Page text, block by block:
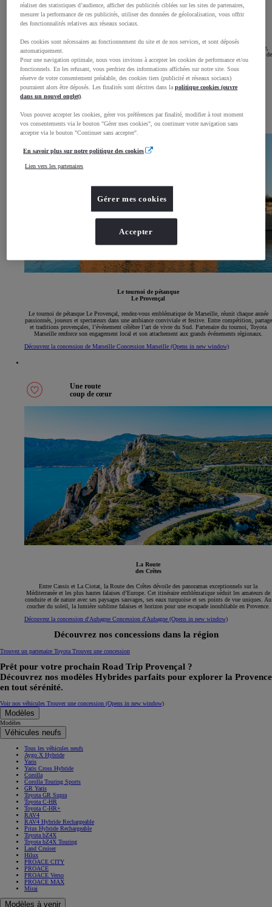
Les Carrières
emblématique aux paysages ocre et rouge saisissants ainsi que d'anciennes carrières ayant servi à
construire de nombreux bâtiments aixois. Ce lieu préservé offre une balade immersive entre nature,
patrimoine et panoramas sur la montagne Sainte-Victoire, idéale pour les amateurs d’authenticité et de
culture.
Découvrez la concession d'Aix-en-Provence
Un évènement
à ne pas manquer
Le tournoi de pétanque
Le Provençal
Le tournoi de pétanque Le Provençal, rendez-vous emblématique de Marseille, réunit chaque année
passionnés, joueurs et spectateurs dans une ambiance conviviale et festive. Entre compétition, partage
et traditions provençales, l’événement célèbre l’art de vivre du Sud. Partenaire du tournoi, Toyota
Marseille renforce son engagement local et son attachement aux grands événements régionaux.
Découvrez la concession de Marseille Concession Marseille (Opens in new window)
Une route
coup de cœur
La Route
des Crêtes
Entre Cassis et La Ciotat, la Route des Crêtes dévoile des panoramas exceptionnels sur la
Méditerranée et les plus hautes falaises d’Europe. Cet itinéraire emblématique séduit les amateurs de
conduite et de nature avec ses paysages sauvages, ses eaux turquoise et ses points de vue uniques. Au
coucher du soleil, la lumière sublime falaises et horizon pour une escapade inoubliable en Provence.
Découvrez la concession d'Aubagne Concession d'Aubagne (Opens in new window)
Découvrez nos concessions dans la région
Trouvez un partenaire Toyota Trouvez une concession
Prêt pour votre prochain Road Trip Provençal ?
Découvrez nos modèles Hybrides parfaits pour explorer la Provence
en tout sérénité.
Voir nos véhicules Trouver une concession (Opens in new window)
Modèles
Modèles
Véhicules neufs
Tous les véhicules neufs
Aygo X Hybride
Yaris
Yaris Cross Hybride
Corolla
Corolla Touring Sports
GR Yaris
Toyota GR Supra
Toyota C-HR
Toyota C-HR+
RAV4
RAV4 Hybride Rechargeable
Prius Hybride Rechargeable
Toyota bZ4X
Toyota bZ4X Touring
Land Cruiser
Hilux
PROACE CITY
PROACE
PROACE Verso
PROACE MAX
Mirai
Modèles à venir
réaliser des statistiques d’audience, afficher des publicités ciblées sur les sites de partenaires,
mesurer la performance de ces publicités, utiliser des données de géolocalisation, vous offrir
des fonctionnalités relatives aux réseaux sociaux.
Des cookies sont nécessaires au fonctionnement du site et de nos services, et sont déposés
automatiquement.
Pour une navigation optimale, nous vous invitons à accepter les cookies de performance et/ou
fonctionnels. En les refusant, vous perdriez des informations affichées sur notre site. Sous
réserve de votre consentement préalable, des cookies tiers (publicité et réseaux sociaux)
pourraient alors être déposés. Les finalités sont décrites dans lapolitique cookies (ouvre
dans un nouvel onglet)
Vous pouvez accepter les cookies, gérer vos préférences par finalité, modifier à tout moment
vos consentements via le bouton "Gérer mes cookies", ou continuer votre navigation sans
accepter via le bouton "Continuer sans accepter".
En savoir plus sur notre politique des cookies
Lien vers les partenaires
Gérer mes cookies
Accepter